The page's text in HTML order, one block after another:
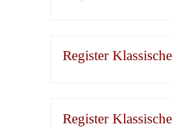
Register
Register